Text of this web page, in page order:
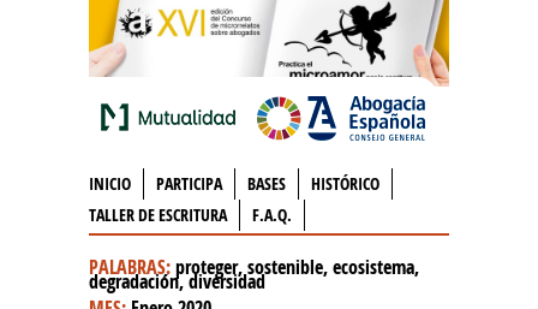
INICIO PARTICIPA BASES
HISTÓRICO
TALLER DE ESCRITURA
F.A.Q.
PALABRAS:proteger, sostenible, ecosistema,
degradación, diversidad